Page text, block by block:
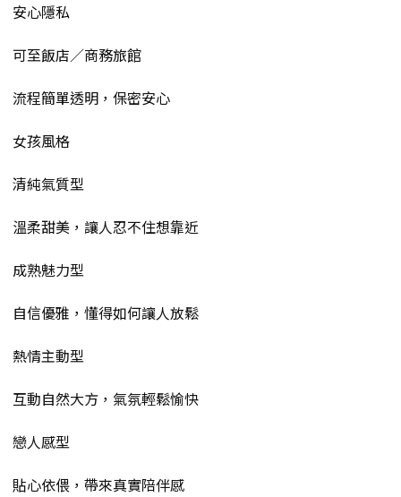
安心隱私
可至飯店／商務旅館
流程簡單透明，保密安心
女孩風格
清純氣質型
溫柔甜美，讓人忍不住想靠近
成熟魅力型
自信優雅，懂得如何讓人放鬆
熱情主動型
互動自然大方，氣氛輕鬆愉快
戀人感型
貼心依偎，帶來真實陪伴感